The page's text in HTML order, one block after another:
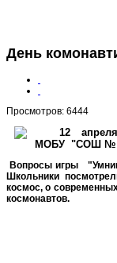
День
Просмотров: 6444
12
МОБУ "СОШ №
Вопросы игры
Школьники
космос, о
космонавтов.